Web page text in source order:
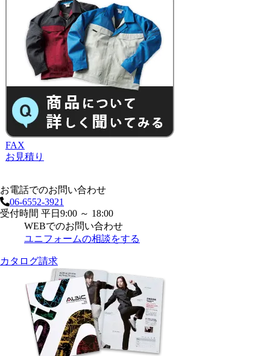
FAX
お見積り
お電話でのお問い合わせ
06-6552-3921
受付時間 平日9:00 ～ 18:00
WEBでのお問い合わせ
ユニフォームの相談をする
カタログ請求